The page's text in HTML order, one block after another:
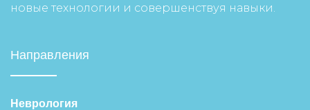
новые технологии и совершенствуя навыки.
Направления
Неврология